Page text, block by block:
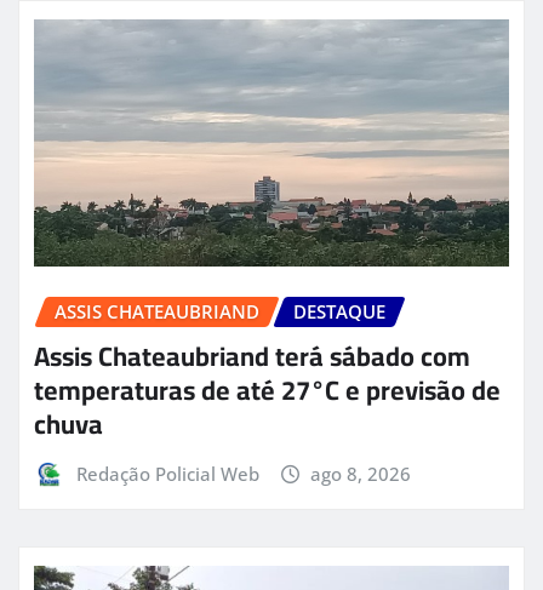
ASSIS CHATEAUBRIAND DESTAQUE
Assis Chateaubriand terá sábado com
temperaturas de até 27°C e previsão de
chuva
Redação Policial Web ago 8, 2026